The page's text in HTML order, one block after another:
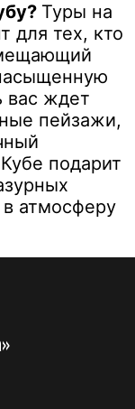
Туры на
для тех, кто
вас ждет
пейзажи,
подарит
атмосферу